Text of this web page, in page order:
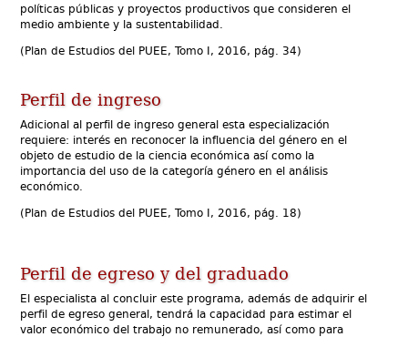
Economía Urbana y Regional
Historia Económica
políticas públicas y proyectos productivos que consideren el
medio ambiente y la sustentabilidad.
(Plan de Estudios del PUEE, Tomo I, 2016, pág. 34)
Perfil de ingreso
Adicional al perfil de ingreso general esta especialización
requiere: interés en reconocer la influencia del género en el
objeto de estudio de la ciencia económica así como la
importancia del uso de la categoría género en el análisis
económico.
(Plan de Estudios del PUEE, Tomo I, 2016, pág. 18)
Perfil de egreso y del graduado
El especialista al concluir este programa, además de adquirir el
perfil de egreso general, tendrá la capacidad para estimar el
valor económico del trabajo no remunerado, así como para